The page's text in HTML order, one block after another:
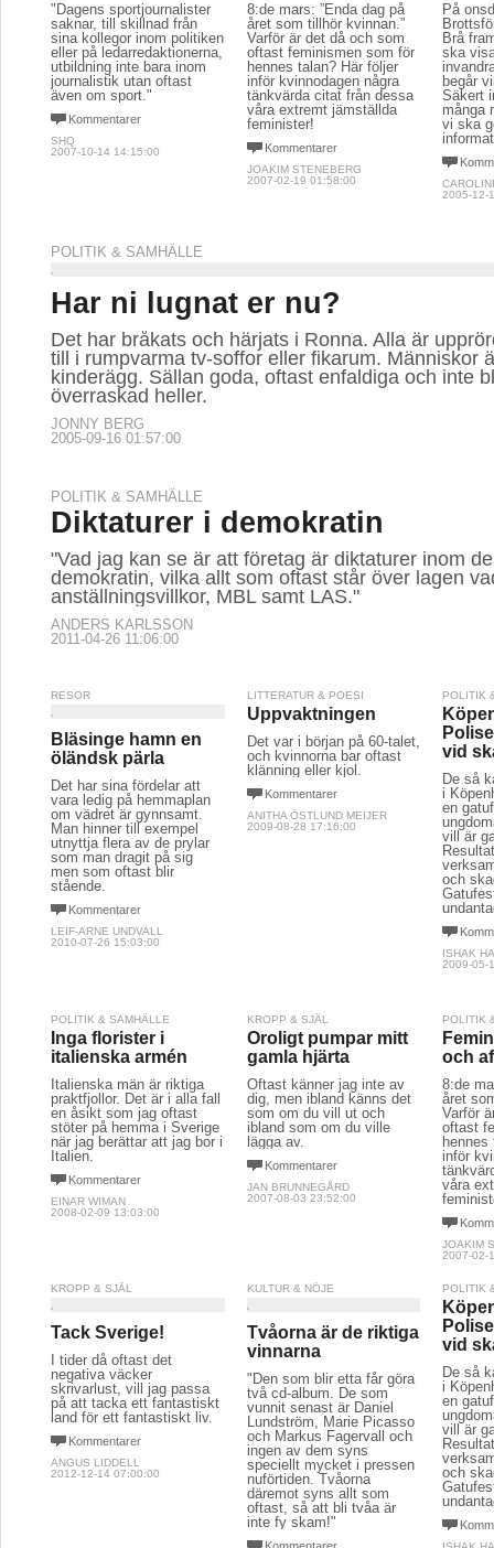
"Dagens sportjournalister
saknar, till skillnad från
sina kollegor inom politiken
eller på ledarredaktionerna,
utbildning inte bara inom
journalistik utan oftast
även om sport."
Kommentarer
SHQ
2007-10-14 14:15:00
8:de mars: ”Enda dag på
året som tillhör kvinnan.”
Varför är det då och som
oftast feminismen som för
hennes talan? Här följer
inför kvinnodagen några
tänkvärda citat från dessa
våra extremt jämställda
feminister!
Kommentarer
JOAKIM STENEBERG
2007-02-19 01:58:00
På
Brå
ska
begår
Säkert
många
vi ska
2005-12-
POLITIK & SAMHÄLLE
Har ni lugnat er nu?
Det har bråkats och härjats i Ronna. Alla är
till i rumpvarma tv-soffor eller fikarum. Människor
kinderägg. Sällan goda, oftast enfaldiga och inte
överraskad heller.
JONNY BERG
2005-09-16 01:57:00
POLITIK & SAMHÄLLE
Diktaturer i demokratin
"Vad jag kan se är att företag är diktaturer inom
demokratin, vilka allt som oftast står över lagen
anställningsvillkor, MBL samt LAS."
ANDERS KARLSSON
2011-04-26 11:06:00
RESOR
Bläsinge hamn en
öländsk pärla
Det har sina fördelar att
vara ledig på hemmaplan
om vädret är gynnsamt.
Man hinner till exempel
utnyttja flera av de prylar
som man dragit på sig
men som oftast blir
stående.
Kommentarer
LEIF-ARNE UNDVALL
2010-07-26 15:03:00
LITTERATUR & POESI
Uppvaktningen
Det var i början på 60-talet,
och kvinnorna bar oftast
klänning eller kjol.
Kommentarer
ANITHA ÖSTLUND MEIJER
2009-08-28 17:16:00
POLITIK
vid
De så
i
en
vill är
och
ISHAK
2009-05-
POLITIK & SAMHÄLLE
Inga florister i
italienska armén
Italienska män är riktiga
praktfjollor. Det är i alla fall
en åsikt som jag oftast
stöter på hemma i Sverige
när jag berättar att jag bor i
Italien.
Kommentarer
EINAR WIMAN
2008-02-09 13:03:00
KROPP & SJÄL
Oroligt pumpar mitt
gamla hjärta
Oftast känner jag inte av
dig, men ibland känns det
som om du vill ut och
ibland som om du ville
lägga av.
Kommentarer
JAN BRUNNEGÅRD
2007-08-03 23:52:00
POLITIK
och
8:de
året
Varför
oftast
hennes
inför
våra
JOAKIM
2007-02-
KROPP & SJÄL
Tack Sverige!
I tider då oftast det
negativa väcker
skrivarlust, vill jag passa
på att tacka ett fantastiskt
land för ett fantastiskt liv.
Kommentarer
ANGUS LIDDELL
2012-12-14 07:00:00
KULTUR & NÖJE
Tvåorna är de riktiga
vinnarna
"Den som blir etta får göra
två cd-album. De som
vunnit senast är Daniel
Lundström, Marie Picasso
och Markus Fagervall och
ingen av dem syns
speciellt mycket i pressen
nuförtiden. Tvåorna
däremot syns allt som
oftast, så att bli tvåa är
inte fy skam!"
POLITIK
vid
De så
i
en
vill är
och